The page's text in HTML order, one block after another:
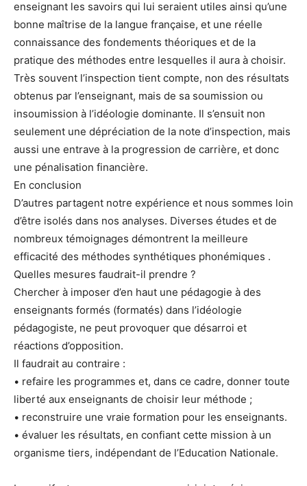
enseignant les savoirs qui lui seraient utiles ainsi qu’une
bonne maîtrise de la langue française, et une réelle
connaissance des fondements théoriques et de la
pratique des méthodes entre lesquelles il aura à choisir.
Très souvent l’inspection tient compte, non des résultats
obtenus par l’enseignant, mais de sa soumission ou
insoumission à l’idéologie dominante. Il s’ensuit non
seulement une dépréciation de la note d’inspection, mais
aussi une entrave à la progression de carrière, et donc
une pénalisation financière.
En conclusion
D’autres partagent notre expérience et nous sommes loin
d’être isolés dans nos analyses. Diverses études et de
nombreux témoignages démontrent la meilleure
efficacité des méthodes synthétiques phonémiques .
Quelles mesures faudrait-il prendre ?
Chercher à imposer d’en haut une pédagogie à des
enseignants formés (formatés) dans l’idéologie
pédagogiste, ne peut provoquer que désarroi et
réactions d’opposition.
Il faudrait au contraire :
• refaire les programmes et, dans ce cadre, donner toute
liberté aux enseignants de choisir leur méthode ;
• reconstruire une vraie formation pour les enseignants.
• évaluer les résultats, en confiant cette mission à un
organisme tiers, indépendant de l’Education Nationale.